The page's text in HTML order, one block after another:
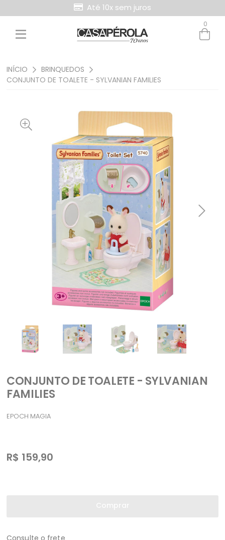
Entre com email ou cpf/cnpj
Até 10x sem juros
0
INÍCIO
BRINQUEDOS
CONJUNTO DE TOALETE - SYLVANIAN FAMILIES
CONJUNTO DE TOALETE - SYLVANIAN
FAMILIES
EPOCH MAGIA
R$ 159,90